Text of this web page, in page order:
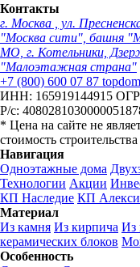
Контакты
г. Москва , ул.
"Москва сити", башня
МО, г. Котельники,
"Малоэтажная страна"
+7 (800) 600 07 87
ИНН: 165919144915
Р/с:
* Цена на сайте не
стоимость
Навигация
Одноэтажные дома
Технологии Акции
КП Наследие КП
Материал
Из камня Из кирпича Из
керамических блоков
Особенность